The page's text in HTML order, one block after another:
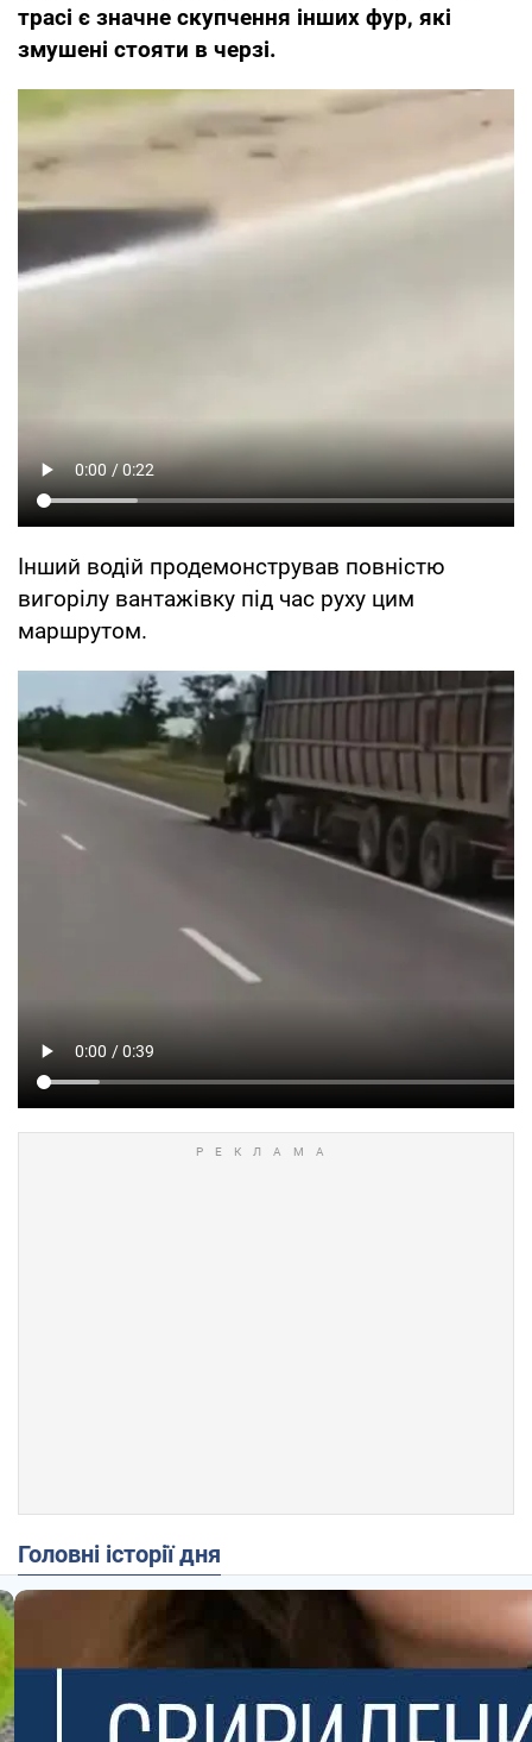
трасі є значне скупчення інших фур, які
змушені стояти в черзі.
Інший водій продемонстрував повністю
вигорілу вантажівку під час руху цим
маршрутом.
Головні історії дня